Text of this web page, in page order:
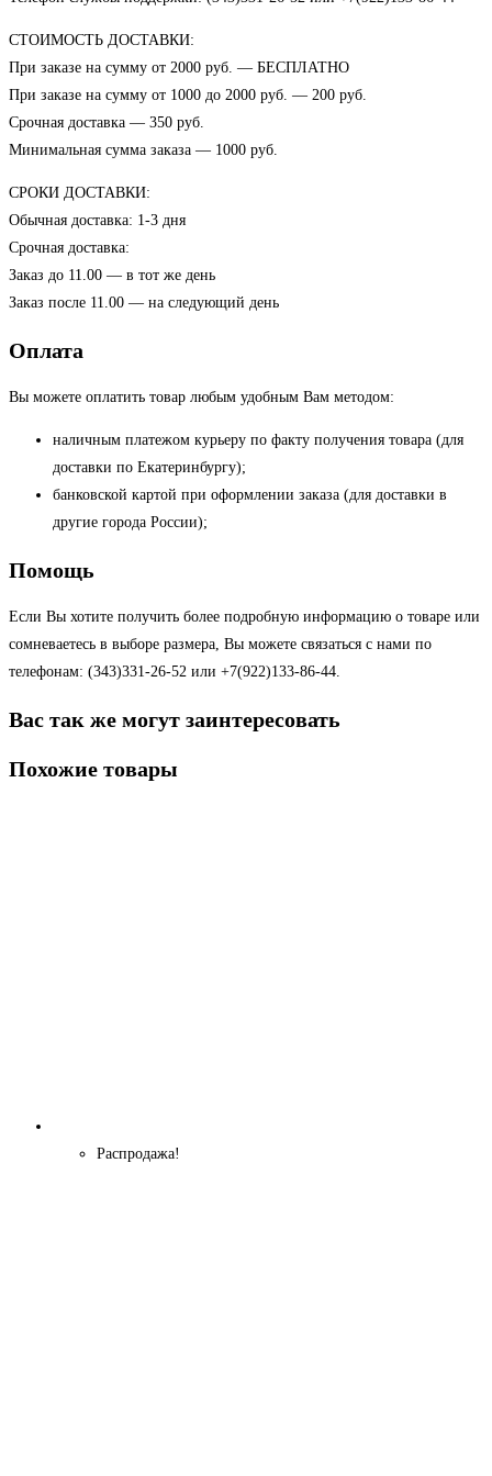
СТОИМОСТЬ ДОСТАВКИ:
При заказе на сумму от 2000 руб. — БЕСПЛАТНО
При заказе на сумму от 1000 до 2000 руб. — 200 руб.
Срочная доставка — 350 руб.
Минимальная сумма заказа — 1000 руб.
СРОКИ ДОСТАВКИ:
Обычная доставка: 1-3 дня
Срочная доставка:
Заказ до 11.00 — в тот же день
Заказ после 11.00 — на следующий день
Оплата
Вы можете оплатить товар любым удобным Вам методом:
наличным платежом курьеру по факту получения товара (для
доставки по Екатеринбургу);
банковской картой при оформлении заказа (для доставки в
другие города России);
Помощь
Если Вы хотите получить более подробную информацию о товаре или
сомневаетесь в выборе размера, Вы можете связаться с нами по
телефонам: (343)331-26-52 или +7(922)133-86-44.
Вас так же могут заинтересовать
Похожие товары
Распродажа!